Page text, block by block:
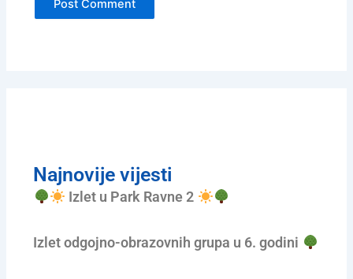
Najnovije vijesti
Izlet u Park Ravne 2
Izlet odgojno-obrazovnih grupa u 6. godini